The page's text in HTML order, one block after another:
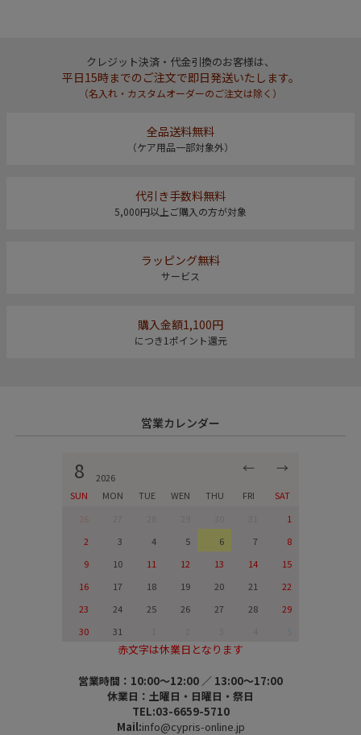
クレジット決済・代金引換のお客様は、
平日15時までのご注文で即日発送いたします。
（名入れ・カスタムオーダーのご注文は除く）
全品送料無料
（ケア用品一部対象外）
代引き手数料無料
5,000円以上ご購入の方が対象
ラッピング無料
サービス
購入金額1,100円
につき1ポイント還元
営業カレンダー
8 2026
← →
SUN MON TUE WEN THU FRI
SAT
1
2
3 4 5 6 7
8
9
10 11 12 13 14
15
16
17 18 19 20 21
22
23
24 25 26 27 28
29
30
31
赤文字は休業日となります
営業時間：10:00～12:00 ／ 13:00～17:00
休業日：土曜日・日曜日・祭日
TEL:03-6659-5710
Mail:info@cypris-online.jp